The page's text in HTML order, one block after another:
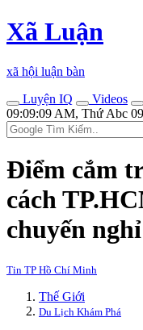
Xã Luận
xã hội luận bàn
Luyện IQ
Videos
09:09:09 AM, Thứ Abc
Điểm cắm
cách
chuyến
Tin TP Hồ Chí Minh
Thế Giới
Du Lịch Khám Phá